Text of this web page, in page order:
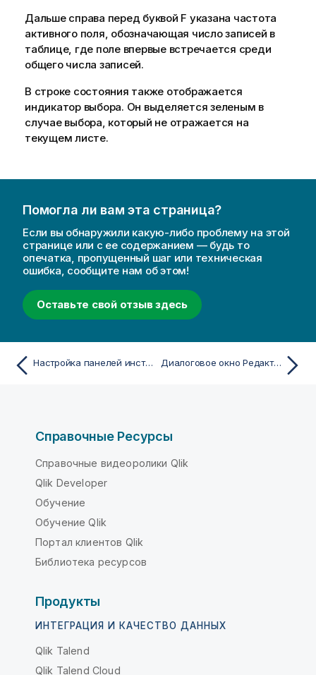
Дальше справа перед буквой F указана частота
активного поля, обозначающая число записей в
таблице, где поле впервые встречается среди
общего числа записей.
В строке состояния также отображается
индикатор выбора. Он выделяется зеленым в
случае выбора, который не отражается на
текущем листе.
Помогла ли вам эта страница?
Если вы обнаружили какую-либо проблему на этой
странице или с ее содержанием — будь то
опечатка, пропущенный шаг или техническая
ошибка, сообщите нам об этом!
Оставьте свой отзыв здесь
Настройка панелей инструментов QlikView при больших развертываниях Диалоговое окно Редактор скрипта
Справочные Ресурсы
Справочные видеоролики Qlik
Qlik Developer
Обучение
Обучение Qlik
Портал клиентов Qlik
Библиотека ресурсов
Продукты
ИНТЕГРАЦИЯ И КАЧЕСТВО ДАННЫХ
Qlik Talend
Qlik Talend Cloud